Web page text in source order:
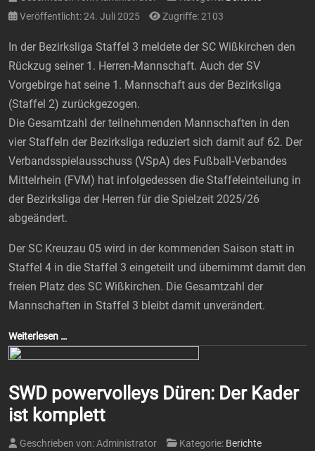
Veröffentlicht: 24. Juli 2025
Zugriffe: 2103
In der Bezirksliga Staffel 3 meldete der SC Wißkirchen den
Rückzug seiner 1. Herren-Mannschaft. Auch der SV
Vorgebirge hat seine 1. Mannschaft aus der Bezirksliga
(Staffel 2) zurückgezogen.
Die Gesamtzahl der teilnehmenden Mannschaften in den
vier Staffeln der Bezirksliga reduziert sich damit auf 62. Der
Verbandsspielausschuss (VSpA) des Fußball-Verbandes
Mittelrhein (FVM) hat infolgedessen die Staffeleinteilung in
der Bezirksliga der Herren für die Spielzeit 2025/26
abgeändert.
Der SC Kreuzau 05 wird in der kommenden Saison statt in
Staffel 4 in die Staffel 3 eingeteilt und übernimmt damit den
freien Platz des SC Wißkirchen. Die Gesamtzahl der
Mannschaften in Staffel 3 bleibt damit unverändert.
Weiterlesen …
SWD powervolleys Düren: Der Kader
ist komplett
Geschrieben von:Administrator Kategorie: Berichte